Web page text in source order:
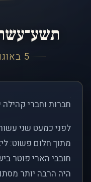
5 באוגוסט 2007 – 2026
חברות וחברי קהילה
מתוך חלום פשוט:
חובבי הארי פוטר
היה הרבה יותר